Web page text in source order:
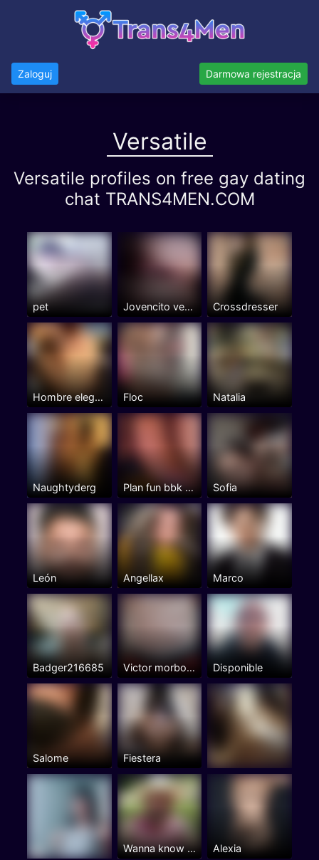
Zaloguj Darmowa rejestracja
Versatile
Versatile profiles on free gay dating
chat TRANS4MEN.COM
pet Jovencito versátil con una... Crossdresser
Hombre elegante Floc Natalia
Naughtyderg Plan fun bbk only Sofia
León Angellax Marco
Badger216685 Victor morboso Disponible
Salome Fiestera
Wanna know how it feels Alexia